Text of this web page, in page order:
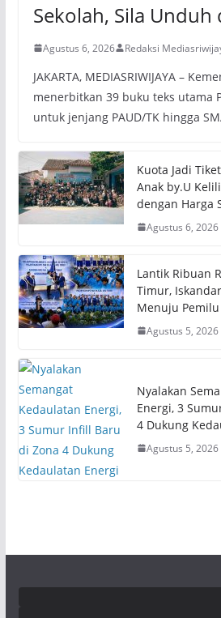
Sekolah, Sila Unduh
Agustus 6, 2026 Redaksi
JAKARTA, MEDIASRIWIJAYA –
menerbitkan 39 buku teks utama
untuk jenjang PAUD/TK hingga
Kuota Jadi
Anak by.U
dengan Harga
Agustus 6, 2026
Lantik Ribuan
Timur,
Menuju Pemilu
Agustus 5, 2026
Nyalakan
Energi, 3
4 Dukung
Agustus 5, 2026